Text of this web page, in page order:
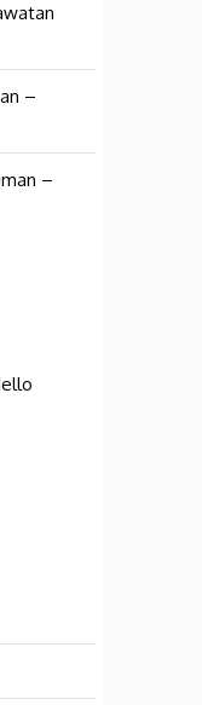
–
–